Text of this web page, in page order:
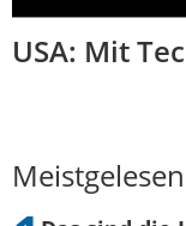
USA: Mit
Meistgelesen